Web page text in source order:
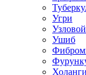
Угри
Ушиб